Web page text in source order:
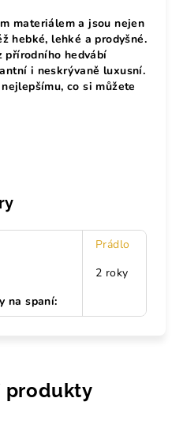
materiálem a jsou nejen
hebké, lehké a prodyšné.
přírodního hedvábí
i neskrývaně luxusní.
co si můžete
Prádlo
2 roky
na spaní:
produkty